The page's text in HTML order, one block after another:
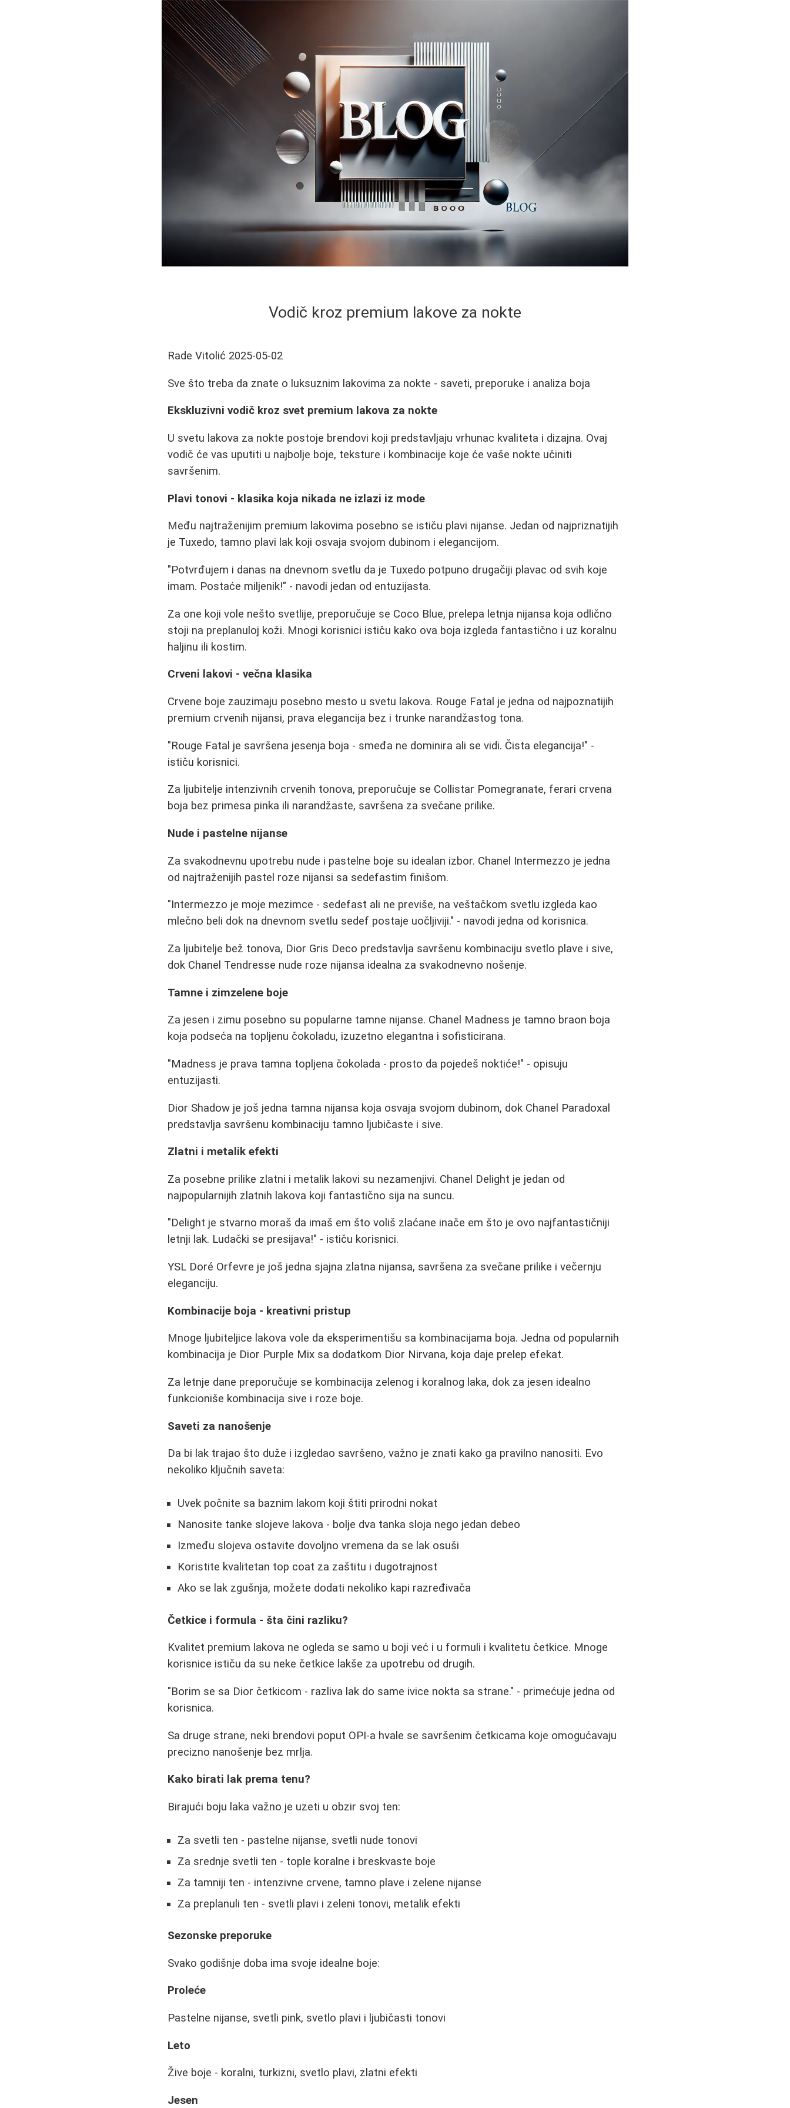
Vodič kroz premium lakove za nokte
Rade Vitolić 2025-05-02
Sve što treba da znate o luksuznim lakovima za nokte - saveti, preporuke i analiza boja
Ekskluzivni vodič kroz svet premium lakova za nokte
U svetu lakova za nokte postoje brendovi koji predstavljaju vrhunac kvaliteta i dizajna. Ovaj
vodič će vas uputiti u najbolje boje, teksture i kombinacije koje će vaše nokte učiniti
savršenim.
Plavi tonovi - klasika koja nikada ne izlazi iz mode
Među najtraženijim premium lakovima posebno se ističu plavi nijanse. Jedan od najpriznatijih
je Tuxedo, tamno plavi lak koji osvaja svojom dubinom i elegancijom.
"Potvrđujem i danas na dnevnom svetlu da je Tuxedo potpuno drugačiji plavac od svih koje
imam. Postaće miljenik!" - navodi jedan od entuzijasta.
Za one koji vole nešto svetlije, preporučuje se Coco Blue, prelepa letnja nijansa koja odlično
stoji na preplanuloj koži. Mnogi korisnici ističu kako ova boja izgleda fantastično i uz koralnu
haljinu ili kostim.
Crveni lakovi - večna klasika
Crvene boje zauzimaju posebno mesto u svetu lakova. Rouge Fatal je jedna od najpoznatijih
premium crvenih nijansi, prava elegancija bez i trunke narandžastog tona.
"Rouge Fatal je savršena jesenja boja - smeđa ne dominira ali se vidi. Čista elegancija!" -
ističu korisnici.
Za ljubitelje intenzivnih crvenih tonova, preporučuje se Collistar Pomegranate, ferari crvena
boja bez primesa pinka ili narandžaste, savršena za svečane prilike.
Nude i pastelne nijanse
Za svakodnevnu upotrebu nude i pastelne boje su idealan izbor. Chanel Intermezzo je jedna
od najtraženijih pastel roze nijansi sa sedefastim finišom.
"Intermezzo je moje mezimce - sedefast ali ne previše, na veštačkom svetlu izgleda kao
mlečno beli dok na dnevnom svetlu sedef postaje uočljiviji." - navodi jedna od korisnica.
Za ljubitelje bež tonova, Dior Gris Deco predstavlja savršenu kombinaciju svetlo plave i sive,
dok Chanel Tendresse nude roze nijansa idealna za svakodnevno nošenje.
Tamne i zimzelene boje
Za jesen i zimu posebno su popularne tamne nijanse. Chanel Madness je tamno braon boja
koja podseća na topljenu čokoladu, izuzetno elegantna i sofisticirana.
"Madness je prava tamna topljena čokolada - prosto da pojedeš noktiće!" - opisuju
entuzijasti.
Dior Shadow je još jedna tamna nijansa koja osvaja svojom dubinom, dok Chanel Paradoxal
predstavlja savršenu kombinaciju tamno ljubičaste i sive.
Zlatni i metalik efekti
Za posebne prilike zlatni i metalik lakovi su nezamenjivi. Chanel Delight je jedan od
najpopularnijih zlatnih lakova koji fantastično sija na suncu.
"Delight je stvarno moraš da imaš em što voliš zlaćane inače em što je ovo najfantastičniji
letnji lak. Ludački se presijava!" - ističu korisnici.
YSL Doré Orfevre je još jedna sjajna zlatna nijansa, savršena za svečane prilike i večernju
eleganciju.
Kombinacije boja - kreativni pristup
Mnoge ljubiteljice lakova vole da eksperimentišu sa kombinacijama boja. Jedna od popularnih
kombinacija je Dior Purple Mix sa dodatkom Dior Nirvana, koja daje prelep efekat.
Za letnje dane preporučuje se kombinacija zelenog i koralnog laka, dok za jesen idealno
funkcioniše kombinacija sive i roze boje.
Saveti za nanošenje
Da bi lak trajao što duže i izgledao savršeno, važno je znati kako ga pravilno nanositi. Evo
nekoliko ključnih saveta:
Uvek počnite sa baznim lakom koji štiti prirodni nokat
Nanosite tanke slojeve lakova - bolje dva tanka sloja nego jedan debeo
Između slojeva ostavite dovoljno vremena da se lak osuši
Koristite kvalitetan top coat za zaštitu i dugotrajnost
Ako se lak zgušnja, možete dodati nekoliko kapi razređivača
Četkice i formula - šta čini razliku?
Kvalitet premium lakova ne ogleda se samo u boji već i u formuli i kvalitetu četkice. Mnoge
korisnice ističu da su neke četkice lakše za upotrebu od drugih.
"Borim se sa Dior četkicom - razliva lak do same ivice nokta sa strane." - primećuje jedna od
korisnica.
Sa druge strane, neki brendovi poput OPI-a hvale se savršenim četkicama koje omogućavaju
precizno nanošenje bez mrlja.
Kako birati lak prema tenu?
Birajući boju laka važno je uzeti u obzir svoj ten:
Za svetli ten - pastelne nijanse, svetli nude tonovi
Za srednje svetli ten - tople koralne i breskvaste boje
Za tamniji ten - intenzivne crvene, tamno plave i zelene nijanse
Za preplanuli ten - svetli plavi i zeleni tonovi, metalik efekti
Sezonske preporuke
Svako godišnje doba ima svoje idealne boje:
Proleće
Pastelne nijanse, svetli pink, svetlo plavi i ljubičasti tonovi
Leto
Žive boje - koralni, turkizni, svetlo plavi, zlatni efekti
Jesen